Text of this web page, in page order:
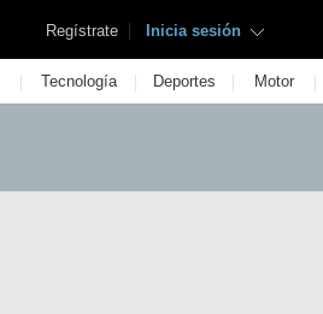
Regístrate | Inicia sesión
| Tecnología | Deportes | Motor |